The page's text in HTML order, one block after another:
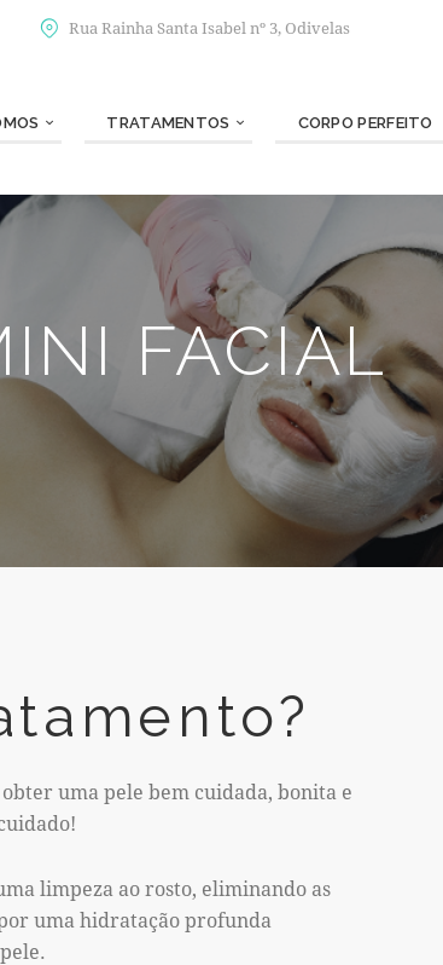
Rua Rainha Santa Isabel nº 3, Odivelas
TRATAMENTOS CORPO PERFEITO
FACIAL
uma pele bem cuidada, bonita e
limpeza ao rosto, eliminando as
uma hidratação profunda